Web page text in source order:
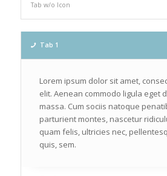
Tab w/o Icon
Tab 1
Lorem ipsum dolor sit amet,
elit. Aenean commodo ligula eget
massa. Cum sociis natoque
parturient montes, nascetur
quam felis, ultricies nec,
quis, sem.